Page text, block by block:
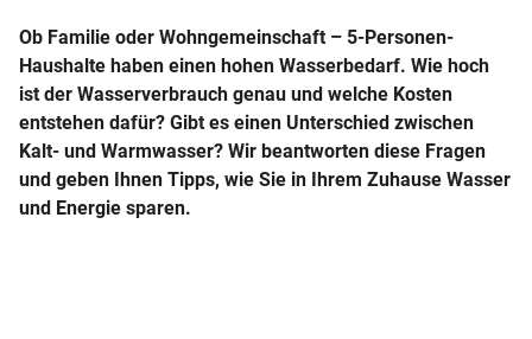
Ob Familie oder Wohngemeinschaft – 5-Personen-
Haushalte haben einen hohen Wasserbedarf. Wie hoch
ist der Wasserverbrauch genau und welche Kosten
entstehen dafür? Gibt es einen Unterschied zwischen
Kalt- und Warmwasser? Wir beantworten diese Fragen
und geben Ihnen Tipps, wie Sie in Ihrem Zuhause Wasser
und Energie sparen.